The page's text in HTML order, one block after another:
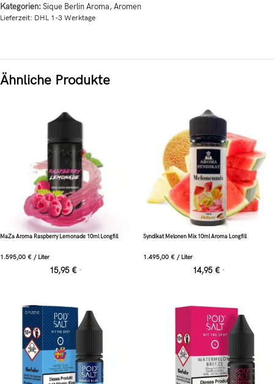
Kategorien: Sique Berlin Aroma,Aromen
Lieferzeit: DHL 1-3 Werktage
Ähnliche Produkte
MaZa Aroma Raspberry Lemonade 10ml Longfill
1.595,00 € / Liter
15,95 € *
Syndikat Melonen Mix 10ml Aroma Longfill
1.495,00 € / Liter
14,95 € *